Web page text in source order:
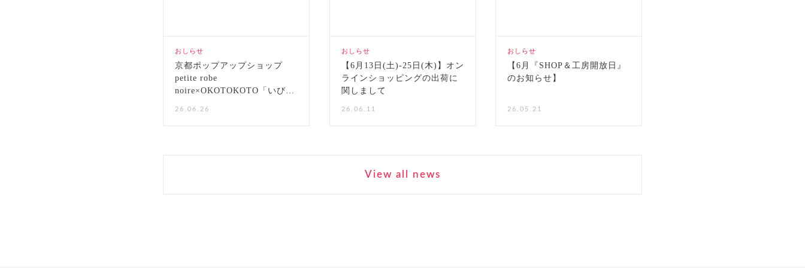
おしらせ
京都ポップアップショップ
petite robe
noire×OKOTOKOTO「いびつ
26.06.26
おしらせ
【6月13日(土)-25日(木)】オン
ラインショッピングの出荷に
関しまして
26.06.11
おしらせ
【6月『SHOP＆工房開放日』
のお知らせ】
26.05.21
View all news